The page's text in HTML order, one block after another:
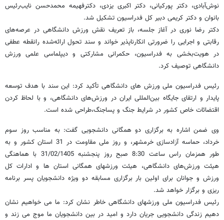
نوش‌آبادی، دکتر پورکیانی، دکتر اکبری یزدی، دکترفهیمه محمدحسن نایب‌رئیس
بانوان و دکتر کریمی دبیر کل فدراسیون تشکیل شد.
دکتر رضا نوری در آغاز جلسه، باز تعریف نقش ورزش دانشگاهی در عرصه‌های
رقابتی و اجرایی را ضرورتی انکارناپذیر خواند و سند تحول ارائه‌شده رانقطه عطفی
در هویت‌بخشی به فدراسیون، حکمرانی مشارکتی و دیپلماسی علمی ورزش
دانشگاهی توصیف کرد.
رئیس فدراسیون ملی ورزش های دانشگاهی تأکید کرد: این سند با هدف توسعه
پایدار و ارتقای جایگاه بین‌المللی ایران در ورزش‌های دانشگاهی، و با لحاظ کردن
اقتضائات خاص کشور در شرایط جنگ و پساجنگ،طراحی شده است.
وی ضمن اشاره به برگزاری دو همگانی دانشجویی گفت: به مناسب روز سوم
خرداد، حماسه آزادسازی خرمشهر، و روز ملی مقاومت در 31 استان کشور و به
طور همزمان راس ساعت 8:30 صبح روز پنجشنبه 31/02/1405 با هماهنگی
هیئت ورزش‌های دانشگاهی، هیئت ورزشهای همگانی استان ها و ادارات کل
ورزش و جوانان برای اولین بار برگزاری مسابقه دو ویژه دانشجویان پسر برنامه
ریزی و برگزار خواهد شد.
رئیس فدراسیون ملی ورزشهای دانشگاهی خاطر نشان کرد: ما می خواهیم نشان
دهیم زندگی دانشجویی جریان دارد و امید در بین دانشجویان ما موج می زند و